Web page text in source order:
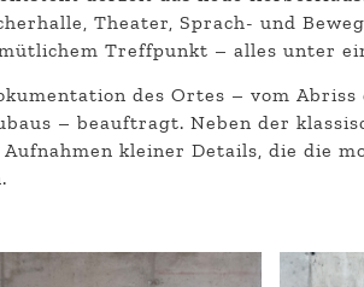
Theater, Sprach- und
Treffpunkt – alles unter
des Ortes – vom Abriss
– beauftragt. Neben der
kleiner Details, die die